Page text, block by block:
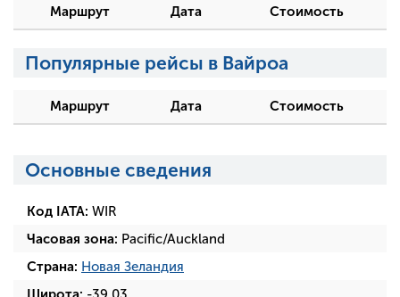
Маршрут Дата Стоимость
Популярные рейсы в Вайроа
Маршрут Дата Стоимость
Основные сведения
Код IATA: WIR
Часовая зона: Pacific/Auckland
Страна: Новая Зеландия